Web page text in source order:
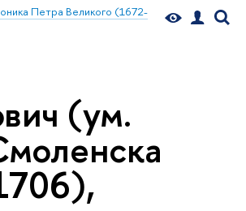
Петра Великого (1672-
(ум.